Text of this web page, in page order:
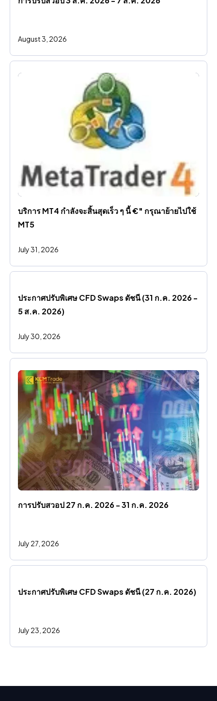
August 3, 2026
บริการ MT4 กําลังจะสิ้นสุดเร็ว ๆ นี้ €" กรุณาย้ายไปใช้
MT5
July 31, 2026
ประกาศปรับพิเศษ CFD Swaps ดัชนี (31 ก.ค. 2026 -
5 ส.ค. 2026)
July 30, 2026
การปรับสวอป 27 ก.ค. 2026 - 31 ก.ค. 2026
July 27, 2026
ประกาศปรับพิเศษ CFD Swaps ดัชนี (27 ก.ค. 2026)
July 23, 2026